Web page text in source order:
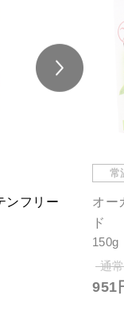
ンフリー
常
オー
ド
150g
通
951